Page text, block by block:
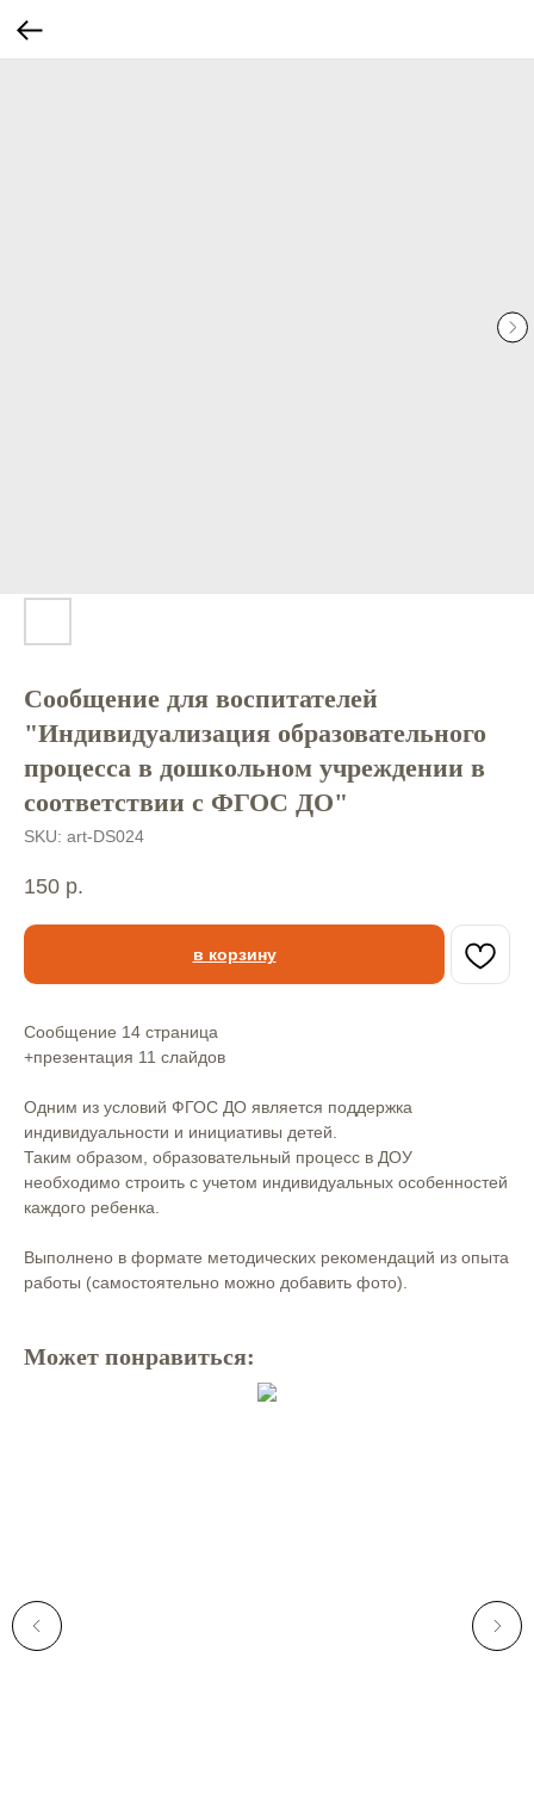
Сообщение для воспитателей
"Индивидуализация образовательного
процесса в дошкольном учреждении в
соответствии с ФГОС ДО"
SKU: art-DS024
150 р.
в корзину
Сообщение 14 страница⠀
+презентация 11 слайдов⠀
Одним из условий ФГОС ДО является поддержка
индивидуальности и инициативы детей. ⠀
Таким образом, образовательный процесс в ДОУ
необходимо строить с учетом индивидуальных особенностей
каждого ребенка. ⠀
Выполнено в формате методических рекомендаций из опыта
работы (самостоятельно можно добавить фото).⠀
Может понравиться: